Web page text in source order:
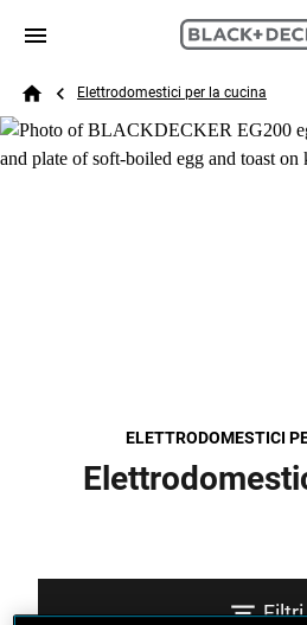
Skip to main
Search
Breadcrumb
Elettrodomestici per la cucina
ELETTRODOMESTICI
Filtri